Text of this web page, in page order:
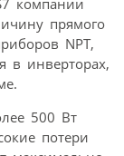
компании
прямого
NPT,
в инверторах,
500 Вт
потери